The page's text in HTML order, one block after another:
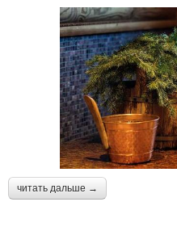
читать дальше →